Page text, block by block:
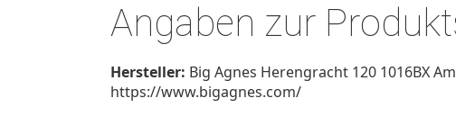
Angaben zur
Hersteller: Big Agnes Herengracht 120 1016BX
https://www.bigagnes.com/